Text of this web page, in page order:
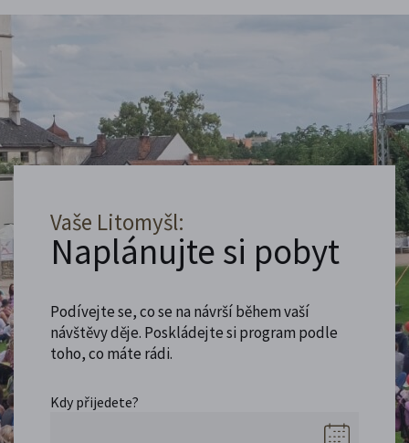
Vaše Litomyšl:
Naplánujte si pobyt
Podívejte se, co se na návrší během vaší
návštěvy děje. Poskládejte si program podle
toho, co máte rádi.
Kdy přijedete?